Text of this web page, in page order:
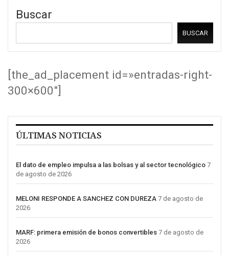
Buscar
BUSCAR
[the_ad_placement id=»entradas-right-
300×600″]
ÚLTIMAS NOTICIAS
El dato de empleo impulsa a las bolsas y al sector tecnológico 7
de agosto de 2026
MELONI RESPONDE A SANCHEZ CON DUREZA 7 de agosto de
2026
MARF: primera emisión de bonos convertibles 7 de agosto de
2026